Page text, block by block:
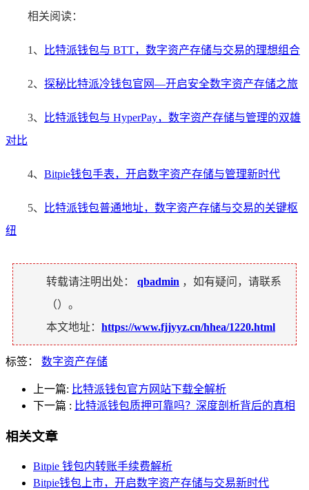
相关阅读：
1、 比特派钱包与 BTT，数字资产存储与交易的理想组合
2、 探秘比特派冷钱包官网—开启安全数字资产存储之旅
3、
比特派钱包与 HyperPay，数字资产存储与管理的双雄
对比
4、 Bitpie钱包手表，开启数字资产存储与管理新时代
5、
比特派钱包普通地址，数字资产存储与交易的关键枢
纽
转载请注明出处： qbadmin ，如有疑问，请联系
（）。
本文地址： https://www.fjjyyz.cn/hhea/1220.html
标签： 数字资产存储
上一篇: 比特派钱包官方网站下载全解析
下一篇 : 比特派钱包质押可靠吗？深度剖析背后的真相
相关文章
Bitpie 钱包内转账手续费解析
Bitpie钱包上市，开启数字资产存储与交易新时代